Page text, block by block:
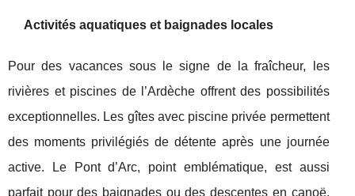
Activités aquatiques et baignades locales
Pour des vacances sous le signe de la fraîcheur, les
rivières et piscines de l’Ardèche offrent des possibilités
exceptionnelles. Les gîtes avec piscine privée permettent
des moments privilégiés de détente après une journée
active. Le Pont d’Arc, point emblématique, est aussi
parfait pour des baignades ou des descentes en canoë.